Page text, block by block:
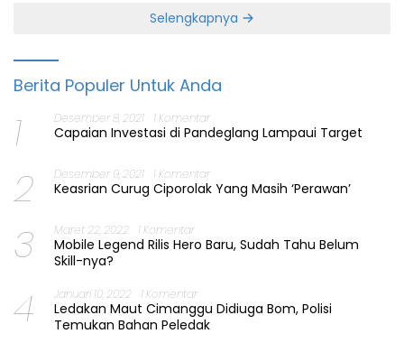
Selengkapnya
Berita Populer Untuk Anda
1 Desember 8, 2021 1 Komentar
Capaian Investasi di Pandeglang Lampaui Target
2 Desember 9, 2021 1 Komentar
Keasrian Curug Ciporolak Yang Masih ‘Perawan’
3 Maret 22, 2022 1 Komentar
Mobile Legend Rilis Hero Baru, Sudah Tahu Belum
Skill-nya?
4 Januari 10, 2022 1 Komentar
Ledakan Maut Cimanggu Didiuga Bom, Polisi
Temukan Bahan Peledak